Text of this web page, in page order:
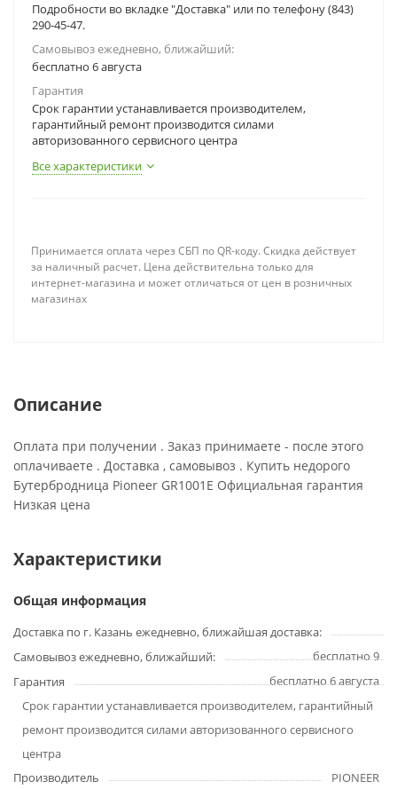
Подробности во вкладке "Доставка" или по телефону (843)
290-45-47.
Самовывоз ежедневно, ближайший:
бесплатно 6 августа
Гарантия
Срок гарантии устанавливается производителем,
гарантийный ремонт производится силами
авторизованного сервисного центра
Все характеристики
Принимается оплата через СБП по QR-коду. Скидка действует
за наличный расчет. Цена действительна только для
интернет-магазина и может отличаться от цен в розничных
магазинах
Описание
Оплата при получении . Заказ принимаете - после этого
оплачиваете . Доставка , самовывоз . Купить недорого
Бутербродница Pioneer GR1001E Официальная гарантия
Низкая цена
Характеристики
Общая информация
Доставка по г. Казань ежедневно, ближайшая доставка:
бесплатно 9
Самовывоз ежедневно, ближайший:
бесплатно 6 августа
Гарантия
Срок гарантии устанавливается производителем, гарантийный
ремонт производится силами авторизованного сервисного
центра
Производитель
PIONEER